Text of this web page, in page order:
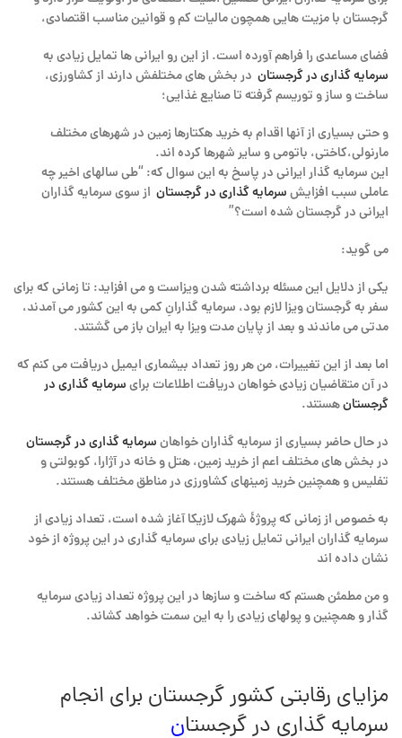
گرجستان با مزیت هایی همچون مالیات کم و قوانین مناسب اقتصادی،
فضای مساعدی را فراهم آورده است. از این رو ایرانی ها تمایل زیادی به
سرمایه گذاری در گرجستان در بخش های مختلفش دارند از کشاورزی،
ساخت و ساز و توریسم گرفته تا صنایع غذایی؛
و حتی بسیاری از آنها اقدام به خرید هکتارها زمین در شهرهای مختلف
مارنولی،کاختی، باتومی و سایر شهرها کرده اند.
این سرمایه گذار ایرانی در پاسخ به این سوال که: “طی سالهای اخیر چه
عاملی سبب افزایشسرمایه گذاری در گرجستان از سوی سرمایه گذاران
ایرانی در گرجستان شده است؟”
می گوید:
یکی از دلایل این مسئله برداشته شدن ویزاست و می افزاید: تا زمانی که برای
سفر به گرجستان ویزا لازم بود، سرمایه گذارانِ کمی به این کشور می آمدند،
مدتی می ماندند و بعد از پایان مدت ویزا به ایران باز می گشتند.
اما بعد از این تغییرات، من هر روز تعداد بیشماری ایمیل دریافت می کنم که
در آن متقاضیان زیادی خواهان دریافت اطلاعات برایسرمایه گذاری در
گرجستانهستند.
در حال حاضر بسیاری از سرمایه گذاران خواهانسرمایه گذاری در گرجستان
در بخش های مختلف اعم از خرید زمین، هتل و خانه در آژارا، کوبولتی و
تفلیس و همچنین خرید زمینهای کشاورزی در مناطق مختلف هستند.
به خصوص از زمانی که پروژۀ شهرک لازیکا آغاز شده است، تعداد زیادی از
سرمایه گذاران ایرانی تمایل زیادی برای سرمایه گذاری در این پروژه از خود
نشان داده اند
و من مطمئن هستم که ساخت و سازها در این پروژه تعداد زیادی سرمایه
گذار و همچنین و پولهای زیادی را به این سمت خواهد کشاند.
مزایای رقابتی کشور گرجستان برای انجام
سرمایه گذاری در گرجستان